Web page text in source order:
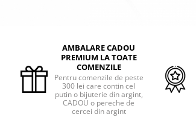
AMBALARE CADOU
PREMIUM LA TOATE
COMENZILE
Pentru comenzile de peste
300 lei care contin cel
putin o bijuterie din argint,
CADOU o pereche de
cercei din argint